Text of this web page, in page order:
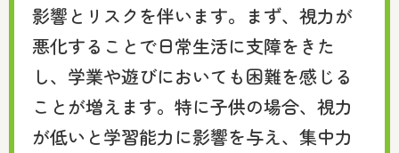
影響とリスクを伴います。まず、視力が
悪化することで日常生活に支障をきた
し、学業や遊びにおいても困難を感じる
ことが増えます。特に子供の場合、視力
が低いと学習能力に影響を与え、集中力